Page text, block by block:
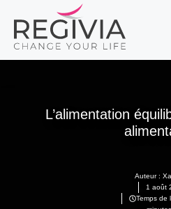
contenu
L’alimentation
Auteur :
1 août
Temps de